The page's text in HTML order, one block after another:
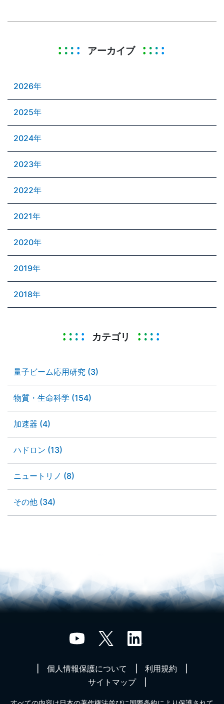
アーカイブ
2026年
2025年
2024年
2023年
2022年
2021年
2020年
2019年
2018年
カテゴリ
量子ビーム応用研究 (3)
物質・生命科学 (154)
加速器 (4)
ハドロン (13)
ニュートリノ (8)
その他 (34)
個人情報保護について
利用規約
サイトマップ